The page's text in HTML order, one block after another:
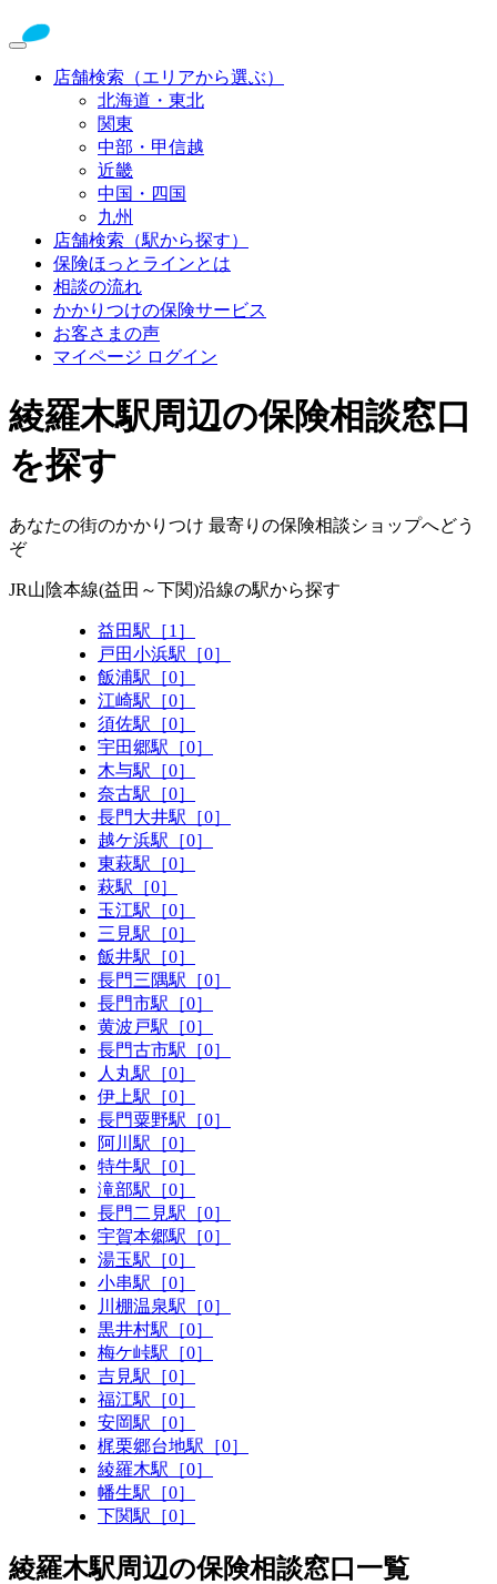
店舗検索（エリアから選ぶ）
北海道・東北
関東
中部・甲信越
近畿
中国・四国
九州
店舗検索（駅から探す）
保険ほっとラインとは
相談の流れ
かかりつけの保険サービス
お客さまの声
マイページ ログイン
綾羅木駅周辺の保険相談窓口
を探す
あなたの街のかかりつけ 最寄りの保険相談ショップへどう
ぞ
JR山陰本線(益田～下関)沿線の駅から探す
益田駅［1］
戸田小浜駅［0］
飯浦駅［0］
江崎駅［0］
須佐駅［0］
宇田郷駅［0］
木与駅［0］
奈古駅［0］
長門大井駅［0］
越ケ浜駅［0］
東萩駅［0］
萩駅［0］
玉江駅［0］
三見駅［0］
飯井駅［0］
長門三隅駅［0］
長門市駅［0］
黄波戸駅［0］
長門古市駅［0］
人丸駅［0］
伊上駅［0］
長門粟野駅［0］
阿川駅［0］
特牛駅［0］
滝部駅［0］
長門二見駅［0］
宇賀本郷駅［0］
湯玉駅［0］
小串駅［0］
川棚温泉駅［0］
黒井村駅［0］
梅ケ峠駅［0］
吉見駅［0］
福江駅［0］
安岡駅［0］
梶栗郷台地駅［0］
綾羅木駅［0］
幡生駅［0］
下関駅［0］
綾羅木駅周辺の保険相談窓口一覧